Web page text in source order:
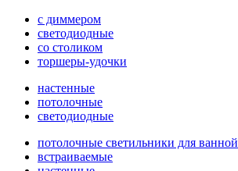
с диммером
светодиодные
со столиком
торшеры-удочки
настенные
потолочные
светодиодные
потолочные светильники для ванной
встраиваемые